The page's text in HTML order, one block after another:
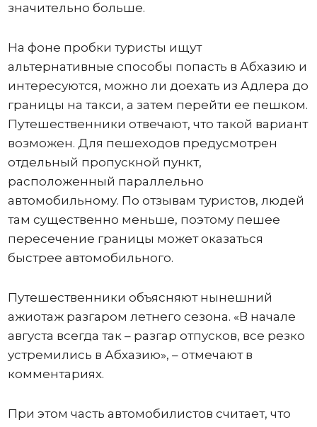
значительно больше.
На фоне пробки туристы ищут
альтернативные способы попасть в Абхазию и
интересуются, можно ли доехать из Адлера до
границы на такси, а затем перейти ее пешком.
Путешественники отвечают, что такой вариант
возможен. Для пешеходов предусмотрен
отдельный пропускной пункт,
расположенный параллельно
автомобильному. По отзывам туристов, людей
там существенно меньше, поэтому пешее
пересечение границы может оказаться
быстрее автомобильного.
Путешественники объясняют нынешний
ажиотаж разгаром летнего сезона. «В начале
августа всегда так – разгар отпусков, все резко
устремились в Абхазию», – отмечают в
комментариях.
При этом часть автомобилистов считает, что